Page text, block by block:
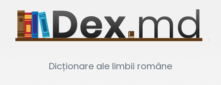
Dicționare ale limbii române